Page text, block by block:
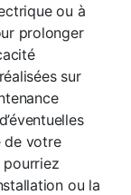
ou à
prolonger
sur
de votre
pourriez
ou la